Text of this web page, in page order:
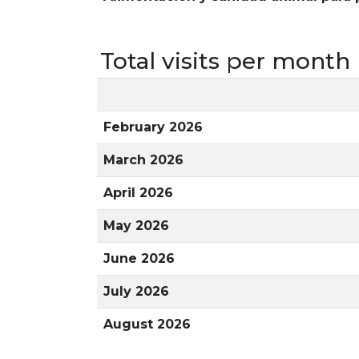
Total visits per month
February 2026
March 2026
April 2026
May 2026
June 2026
July 2026
August 2026